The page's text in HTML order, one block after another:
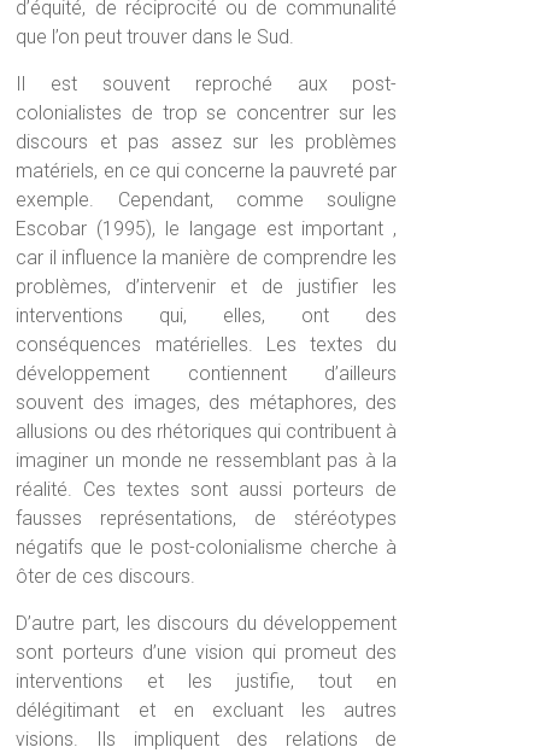
d’équité, de réciprocité ou de communalité
que l’on peut trouver dans le Sud.
Il est souvent reproché aux post-
colonialistes de trop se concentrer sur les
discours et pas assez sur les problèmes
matériels, en ce qui concerne la pauvreté par
exemple. Cependant, comme souligne
Escobar (1995), le langage est important ,
car il influence la manière de comprendre les
problèmes, d’intervenir et de justifier les
interventions qui, elles, ont des
conséquences matérielles. Les textes du
développement contiennent d’ailleurs
souvent des images, des métaphores, des
allusions ou des rhétoriques qui contribuent à
imaginer un monde ne ressemblant pas à la
réalité. Ces textes sont aussi porteurs de
fausses représentations, de stéréotypes
négatifs que le post-colonialisme cherche à
ôter de ces discours.
D’autre part, les discours du développement
sont porteurs d’une vision qui promeut des
interventions et les justifie, tout en
délégitimant et en excluant les autres
visions. Ils impliquent des relations de